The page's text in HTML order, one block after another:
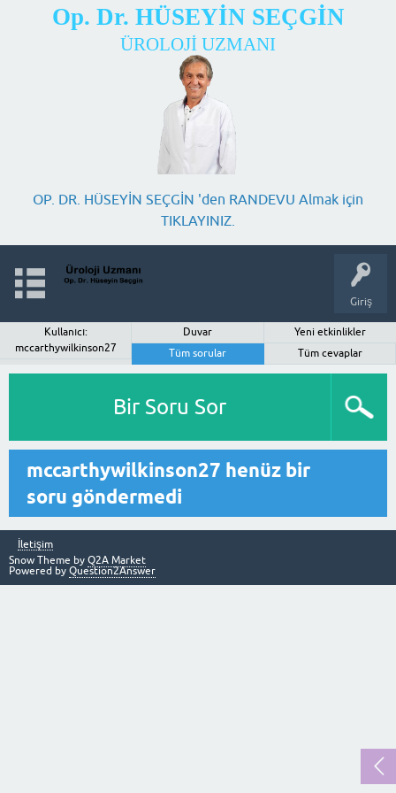
Op. Dr. HÜSEYİN SEÇGİN
ÜROLOJİ UZMANI
OP. DR. HÜSEYİN SEÇGİN 'den RANDEVU Almak için
TIKLAYINIZ.
Giriş
Kullanıcı:
mccarthywilkinson27
Duvar
Yeni etkinlikler
Tüm sorular
Tüm cevaplar
Bir Soru Sor
mccarthywilkinson27 henüz bir
soru göndermedi
İletişim
Snow Theme by Q2A Market
Powered by Question2Answer